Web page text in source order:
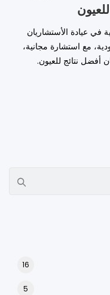
عيادة الأستشاريان
مع استشارة مجانية،
نتائج للعيون.
16
5